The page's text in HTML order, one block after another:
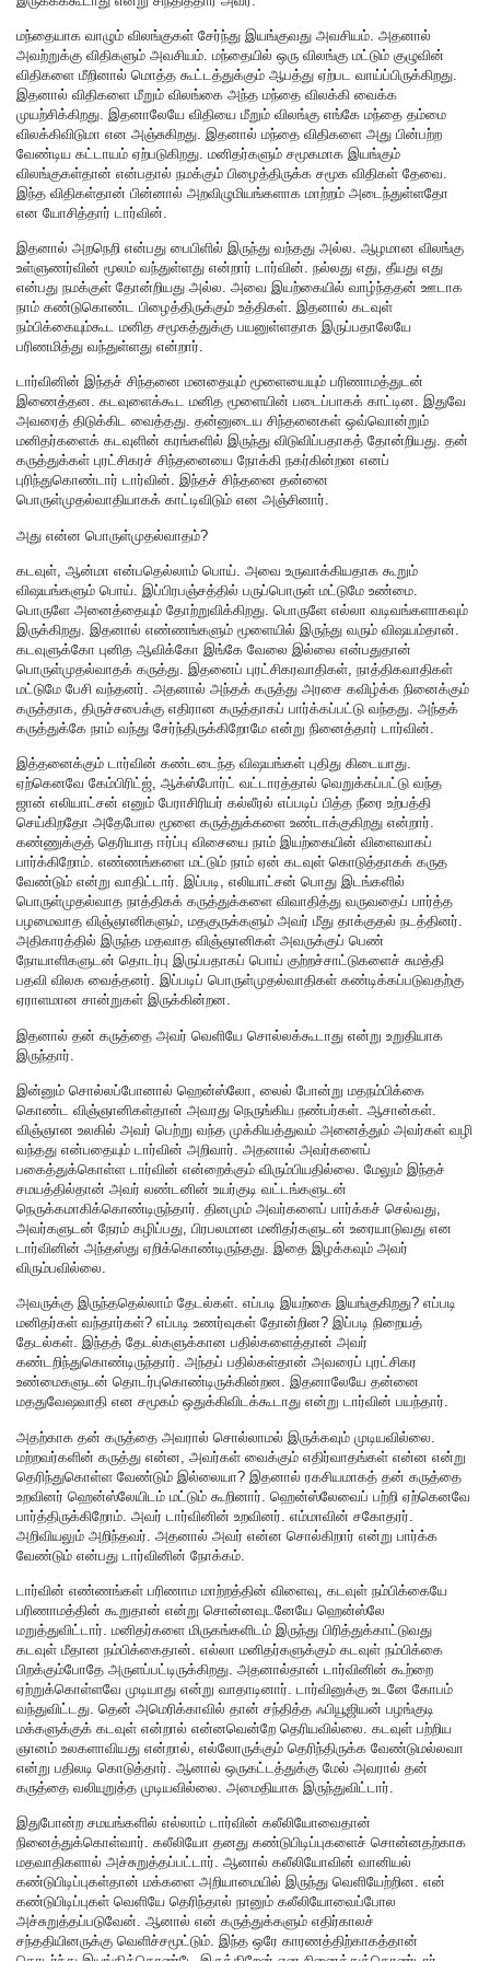
மந்தையாக வாழும் விலங்குகள் சேர்ந்து இயங்குவது அவசியம். அதனால்
அவற்றுக்கு விதிகளும் அவசியம். மந்தையில் ஒரு விலங்கு மட்டும் குழுவின்
விதிகளை மீறினால் மொத்த கூட்டத்துக்கும் ஆபத்து ஏற்பட வாய்ப்பிருக்கிறது.
இதனால் விதிகளை மீறும் விலங்கை அந்த மந்தை விலக்கி வைக்க
முயற்சிக்கிறது. இதனாலேயே விதியை மீறும் விலங்கு எங்கே மந்தை தம்மை
விலக்கிவிடுமா என அஞ்சுகிறது. இதனால் மந்தை விதிகளை அது பின்பற்ற
வேண்டிய கட்டாயம் ஏற்படுகிறது. மனிதர்களும் சமூகமாக இயங்கும்
விலங்குகள்தான் என்பதால் நமக்கும் பிழைத்திருக்க சமூக விதிகள் தேவை.
இந்த விதிகள்தான் பின்னால் அறவிழுமியங்களாக மாற்றம் அடைந்துள்ளதோ
என யோசித்தார் டார்வின்.
இதனால் அறநெறி என்பது பைபிளில் இருந்து வந்தது அல்ல. ஆழமான விலங்கு
உள்ளுணர்வின் மூலம் வந்துள்ளது என்றார் டார்வின். நல்லது எது, தீயது எது
என்பது நமக்குள் தோன்றியது அல்ல. அவை இயற்கையில் வாழ்ந்ததன் ஊடாக
நாம் கண்டுகொண்ட பிழைத்திருக்கும் உத்திகள். இதனால் கடவுள்
நம்பிக்கையும்கூட மனித சமூகத்துக்கு பயனுள்ளதாக இருப்பதாலேயே
பரிணமித்து வந்துள்ளது என்றார்.
டார்வினின் இந்தச் சிந்தனை மனதையும் மூளையையும் பரிணாமத்துடன்
இணைத்தன. கடவுளைக்கூட மனித மூளையின் படைப்பாகக் காட்டின. இதுவே
அவரைத் திடுக்கிட வைத்தது. தன்னுடைய சிந்தனைகள் ஒவ்வொன்றும்
மனிதர்களைக் கடவுளின் கரங்களில் இருந்து விடுவிப்பதாகத் தோன்றியது. தன்
கருத்துக்கள் புரட்சிகரச் சிந்தனையை நோக்கி நகர்கின்றன எனப்
புரிந்துகொண்டார் டார்வின். இந்தச் சிந்தனை தன்னை
பொருள்முதல்வாதியாகக் காட்டிவிடும் என அஞ்சினார்.
அது என்ன பொருள்முதல்வாதம்?
கடவுள், ஆன்மா என்பதெல்லாம் பொய். அவை உருவாக்கியதாக கூறும்
விஷயங்களும் பொய். இப்பிரபஞ்சத்தில் பருப்பொருள் மட்டுமே உண்மை.
பொருளே அனைத்தையும் தோற்றுவிக்கிறது. பொருளே எல்லா வடிவங்களாகவும்
இருக்கிறது. இதனால் எண்ணங்களும் மூளையில் இருந்து வரும் விஷயம்தான்.
கடவுளுக்கோ புனித ஆவிக்கோ இங்கே வேலை இல்லை என்பதுதான்
பொருள்முதல்வாதக் கருத்து. இதனைப் புரட்சிகரவாதிகள், நாத்திகவாதிகள்
மட்டுமே பேசி வந்தனர். அதனால் அந்தக் கருத்து அரசை கவிழ்க்க நினைக்கும்
கருத்தாக, திருச்சபைக்கு எதிரான கருத்தாகப் பார்க்கப்பட்டு வந்தது. அந்தக்
கருத்துக்கே நாம் வந்து சேர்ந்திருக்கிறோமே என்று நினைத்தார் டார்வின்.
இத்தனைக்கும் டார்வின் கண்டடைந்த விஷயங்கள் புதிது கிடையாது.
ஏற்கெனவே கேம்பிரிட்ஜ், ஆக்ஸ்போர்ட் வட்டாரத்தால் வெறுக்கப்பட்டு வந்த
ஜான் எலியாட்சன் எனும் பேராசிரியர் கல்லீரல் எப்படிப் பித்த நீரை உற்பத்தி
செய்கிறதோ அதேபோல மூளை கருத்துக்களை உண்டாக்குகிறது என்றார்.
கண்ணுக்குத் தெரியாத ஈர்ப்பு விசையை நாம் இயற்கையின் விளைவாகப்
பார்க்கிறோம். எண்ணங்களை மட்டும் நாம் ஏன் கடவுள் கொடுத்தாகக் கருத
வேண்டும் என்று வாதிட்டார். இப்படி, எலியாட்சன் பொது இடங்களில்
பொருள்முதல்வாத நாத்திகக் கருத்துக்களை விவாதித்து வருவதைப் பார்த்த
பழமைவாத விஞ்ஞானிகளும், மதகுருக்களும் அவர் மீது தாக்குதல் நடத்தினர்.
அதிகாரத்தில் இருந்த மதவாத விஞ்ஞானிகள் அவருக்குப் பெண்
நோயாளிகளுடன் தொடர்பு இருப்பதாகப் பொய் குற்றச்சாட்டுகளைச் சுமத்தி
பதவி விலக வைத்தனர். இப்படிப் பொருள்முதல்வாதிகள் கண்டிக்கப்படுவதற்கு
ஏராளமான சான்றுகள் இருக்கின்றன.
இதனால் தன் கருத்தை அவர் வெளியே சொல்லக்கூடாது என்று உறுதியாக
இருந்தார்.
இன்னும் சொல்லப்போனால் ஹென்ஸ்லோ, லைல் போன்று மதநம்பிக்கை
கொண்ட விஞ்ஞானிகள்தான் அவரது நெருங்கிய நண்பர்கள். ஆசான்கள்.
விஞ்ஞான உலகில் அவர் பெற்று வந்த முக்கியத்துவம் அனைத்தும் அவர்கள் வழி
வந்தது என்பதையும் டார்வின் அறிவார். அதனால் அவர்களைப்
பகைத்துக்கொள்ள டார்வின் என்றைக்கும் விரும்பியதில்லை. மேலும் இந்தச்
சமயத்தில்தான் அவர் லண்டனின் உயர்குடி வட்டங்களுடன்
நெருக்கமாகிக்கொண்டிருந்தார். தினமும் அவர்களைப் பார்க்கச் செல்வது,
அவர்களுடன் நேரம் கழிப்பது, பிரபலமான மனிதர்களுடன் உரையாடுவது என
டார்வினின் அந்தஸ்து ஏறிக்கொண்டிருந்தது. இதை இழக்கவும் அவர்
விரும்பவில்லை.
அவருக்கு இருந்ததெல்லாம் தேடல்கள். எப்படி இயற்கை இயங்குகிறது? எப்படி
மனிதர்கள் வந்தார்கள்? எப்படி உணர்வுகள் தோன்றின? இப்படி நிறையத்
தேடல்கள். இந்தத் தேடல்களுக்கான பதில்களைத்தான் அவர்
கண்டறிந்துகொண்டிருந்தார். அந்தப் பதில்கள்தான் அவரைப் புரட்சிகர
உண்மைகளுடன் தொடர்புகொண்டிருக்கின்றன. இதனாலேயே தன்னை
மததுவேஷவாதி என சமூகம் ஒதுக்கிவிடக்கூடாது என்று டார்வின் பயந்தார்.
அதற்காக தன் கருத்தை அவரால் சொல்லாமல் இருக்கவும் முடியவில்லை.
மற்றவர்களின் கருத்து என்ன, அவர்கள் வைக்கும் எதிர்வாதங்கள் என்ன என்று
தெரிந்துகொள்ள வேண்டும் இல்லையா? இதனால் ரகசியமாகத் தன் கருத்தை
உறவினர் ஹென்ஸ்லேயிடம் மட்டும் கூறினார். ஹென்ஸ்லேவைப் பற்றி ஏற்கெனவே
பார்த்திருக்கிறோம். அவர் டார்வினின் உறவினர். எம்மாவின் சகோதரர்.
அறிவியலும் அறிந்தவர். அதனால் அவர் என்ன சொல்கிறார் என்று பார்க்க
வேண்டும் என்பது டார்வினின் நோக்கம்.
டார்வின் எண்ணங்கள் பரிணாம மாற்றத்தின் விளைவு, கடவுள் நம்பிக்கையே
பரிணாமத்தின் கூறுதான் என்று சொன்னவுடனேயே ஹென்ஸ்லே
மறுத்துவிட்டார். மனிதர்களை மிருகங்களிடம் இருந்து பிரித்துக்காட்டுவது
கடவுள் மீதான நம்பிக்கைதான். எல்லா மனிதர்களுக்கும் கடவுள் நம்பிக்கை
பிறக்கும்போதே அருளப்பட்டிருக்கிறது. அதனால்தான் டார்வினின் கூற்றை
ஏற்றுக்கொள்ளவே முடியாது என்று வாதாடினார். டார்வினுக்கு உடனே கோபம்
வந்துவிட்டது. தென் அமெரிக்காவில் தான் சந்தித்த ஃபியூஜியன் பழங்குடி
மக்களுக்குக் கடவுள் என்றால் என்னவென்றே தெரியவில்லை. கடவுள் பற்றிய
ஞானம் உலகளாவியது என்றால், எல்லோருக்கும் தெரிந்திருக்க வேண்டுமல்லவா
என்று பதிலடி கொடுத்தார். ஆனால் ஒருகட்டத்துக்கு மேல் அவரால் தன்
கருத்தை வலியுறுத்த முடியவில்லை. அமைதியாக இருந்துவிட்டார்.
இதுபோன்ற சமயங்களில் எல்லாம் டார்வின் கலீலியோவைதான்
நினைத்துக்கொள்வார். கலீலியோ தனது கண்டுபிடிப்புகளைச் சொன்னதற்காக
மதவாதிகளால் அச்சுறுத்தப்பட்டார். ஆனால் கலீலியோவின் வானியல்
கண்டுபிடிப்புகள்தான் மக்களை அறியாமையில் இருந்து வெளியேற்றின. என்
கண்டுபிடிப்புகள் வெளியே தெரிந்தால் நானும் கலீலியோவைப்போல
அச்சுறுத்தப்படுவேன். ஆனால் என் கருத்துக்களும் எதிர்காலச்
சந்ததியினருக்கு வெளிச்சமூட்டும். இந்த ஒரே காரணத்திற்காகத்தான்